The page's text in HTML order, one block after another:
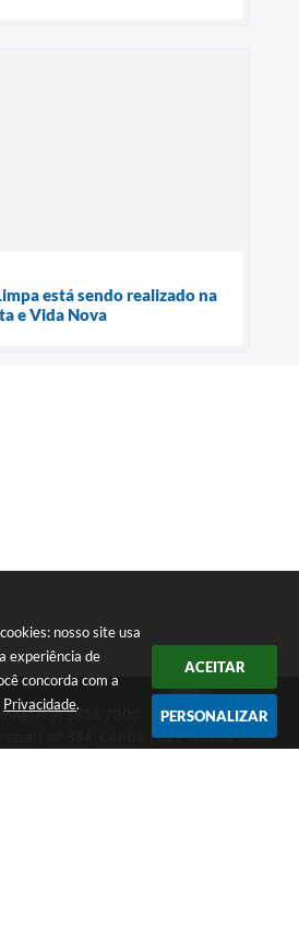
nosso site usa
experiência de
concorda com a
Privacidade.
ACEITAR
PERSONALIZAR
está sendo realizado na
e Vida Nova
(19) 3826-7800
nº 394, Centro | CEP: 13280-091